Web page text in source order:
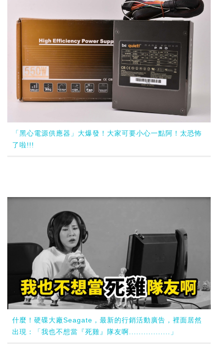
「黑心電源供應器」大爆發！大家可要小心一點阿！太恐怖
了啦!!!
什麼！硬碟大廠Seagate，最新的行銷活動廣告，裡面居然
出現：「我也不想當『死雞』隊友啊.................」